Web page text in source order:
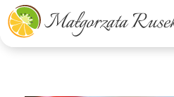
Małgorzata Rusek - dietetyk z pasją
Dietetyka kliniczna & Psychodietetyka